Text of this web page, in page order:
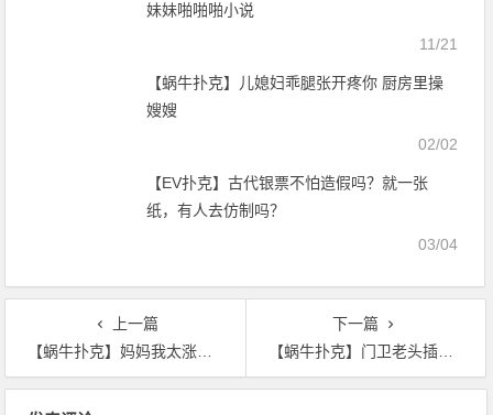
妹妹啪啪啪小说
11/21
【蜗牛扑克】儿媳妇乖腿张开疼你 厨房里操
嫂嫂
02/02
【EV扑克】古代银票不怕造假吗？就一张
纸，有人去仿制吗？
03/04
上一篇
【蜗牛扑克】妈妈我太涨了帮帮我 跪好 腿张开 请主人玩弄
下一篇
【蜗牛扑克】门卫老头插女大学生 真人日皮动态图像